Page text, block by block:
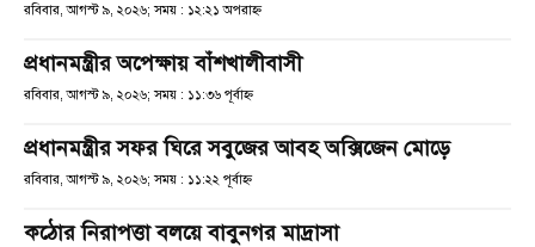
রবিবার, আগস্ট ৯, ২০২৬; সময় : ১২:২১ অপরাহ্ণ
প্রধানমন্ত্রীর অপেক্ষায় বাঁশখালীবাসী
রবিবার, আগস্ট ৯, ২০২৬; সময় : ১১:৩৬ পূর্বাহ্ণ
প্রধানমন্ত্রীর সফর ঘিরে সবুজের আবহ অক্সিজেন মোড়ে
রবিবার, আগস্ট ৯, ২০২৬; সময় : ১১:২২ পূর্বাহ্ণ
কঠোর নিরাপত্তা বলয়ে বাবুনগর মাদ্রাসা